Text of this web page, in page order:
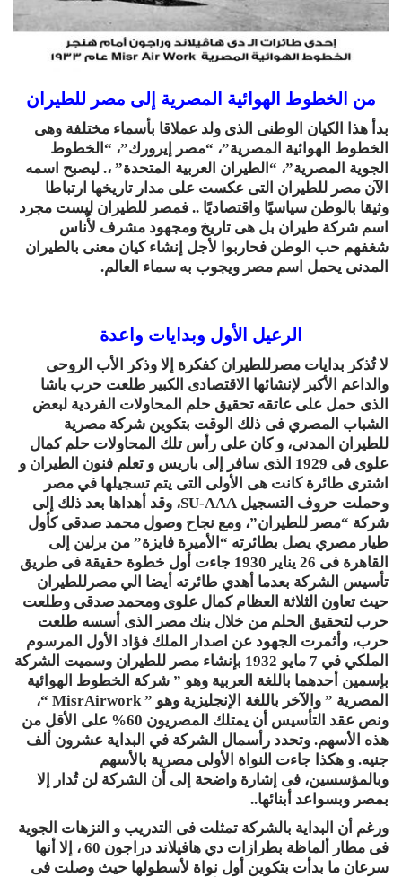
من الخطوط الهوائية المصرية إلى مصر للطيران
بدأ هذا الكيان الوطنى الذى ولد عملاقا بأسماء مختلفة وهى
الخطوط الهوائية المصرية”، “مصر إيرورك”، “الخطوط
الجوية المصرية”، “الطيران العربية المتحدة” ،. ليصبح اسمه
الآن مصر للطيران التى عكست على مدار تاريخها ارتباطا
وثيقا بالوطن سياسيًا واقتصاديًا .. فمصر للطيران ليست مجرد
اسم شركة طيران بل هى تاريخ ومجهود مشرف لأُناس
شغفهم حب الوطن فحاربوا لأجل إنشاء كيان معنى بالطيران
المدنى يحمل اسم مصر ويجوب به سماء العالم.
الرعيل الأول وبدايات واعدة
لا تُذكر بدايات مصرللطيران كفكرة إلا وذكر الأب الروحى
والداعم الأكبر لإنشائها الاقتصادى الكبير طلعت حرب باشا
الذى حمل على عاتقه تحقيق حلم المحاولات الفردية لبعض
الشباب المصري فى ذلك الوقت بتكوين شركة مصرية
للطيران المدنى، و كان على رأس تلك المحاولات حلم كمال
علوى فى 1929 الذى سافر إلى باريس و تعلم فنون الطيران و
اشترى طائرة كانت هى الأولى التى يتم تسجيلها في مصر
وحملت حروف التسجيل SU-AAA، وقد أهداها بعد ذلك إلى
شركة “مصر للطيران”، ومع نجاح وصول محمد صدقى كأول
طيار مصري يصل بطائرته “الأميرة فايزة” من برلين إلى
القاهرة فى 26 يناير 1930 جاءت أول خطوة حقيقة فى طريق
تأسيس الشركة بعدما أهدي طائرته أيضا الي مصرللطيران
حيث تعاون الثلاثة العظام كمال علوى ومحمد صدقى وطلعت
حرب لتحقيق الحلم من خلال بنك مصر الذى أسسه طلعت
حرب، وأثمرت الجهود عن اصدار الملك فؤاد الأول المرسوم
الملكي في 7 مايو 1932 بإنشاء مصر للطيران وسميت الشركة
بإسمين أحدهما باللغة العربية وهو ” شركة الخطوط الهوائية
المصرية ” والآخر باللغة الإنجليزية وهو ” MisrAirwork “،
ونص عقد التأسيس أن يمتلك المصريون 60% على الأقل من
هذه الأسهم. وتحدد رأسمال الشركة في البداية عشرون ألف
جنيه. و هكذا جاءت النواة الأولى مصرية بالأسهم
وبالمؤسسين، فى إشارة واضحة إلى أن الشركة لن تُدار إلا
بمصر وبسواعد أبنائها..
ورغم أن البداية بالشركة تمثلت فى التدريب و النزهات الجوية
فى مطار ألماظة بطرازات دي هافيلاند دراجون 60 ، إلا أنها
سرعان ما بدأت بتكوين أول نواة لأسطولها حيث وصلت فى